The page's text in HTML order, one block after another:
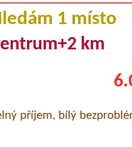
1 místo
km
příjem, bílý